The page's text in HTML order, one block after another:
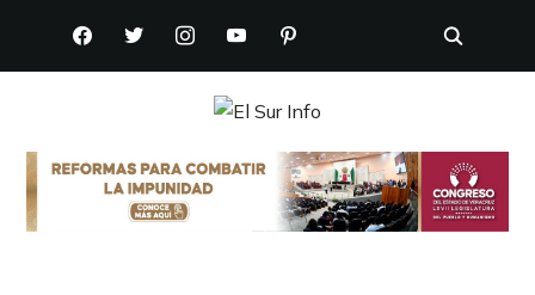
FACEBOOKTWITTERINSTAGRAMYOUTUBEPINTEREST